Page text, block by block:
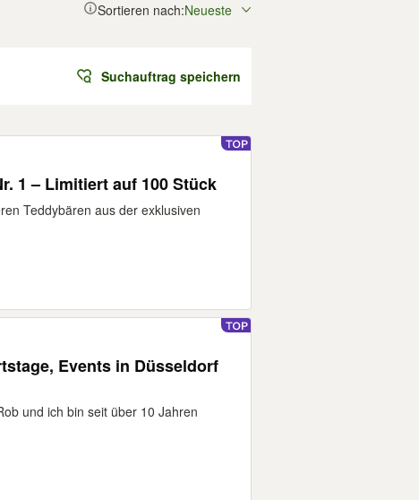
Sortieren nach:Neueste
Suchauftrag speichern
1 – Limitiert auf 100 Stück
Teddybären aus der exklusiven
Events in Düsseldorf
und ich bin seit über 10 Jahren